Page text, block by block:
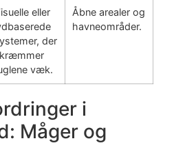
eller
der
væk.
Åbne arealer og
havneområder.
i
Måger og